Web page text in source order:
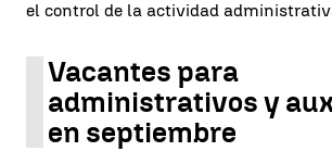
el control de la actividad
Vacantes para
administrativos y
en septiembre